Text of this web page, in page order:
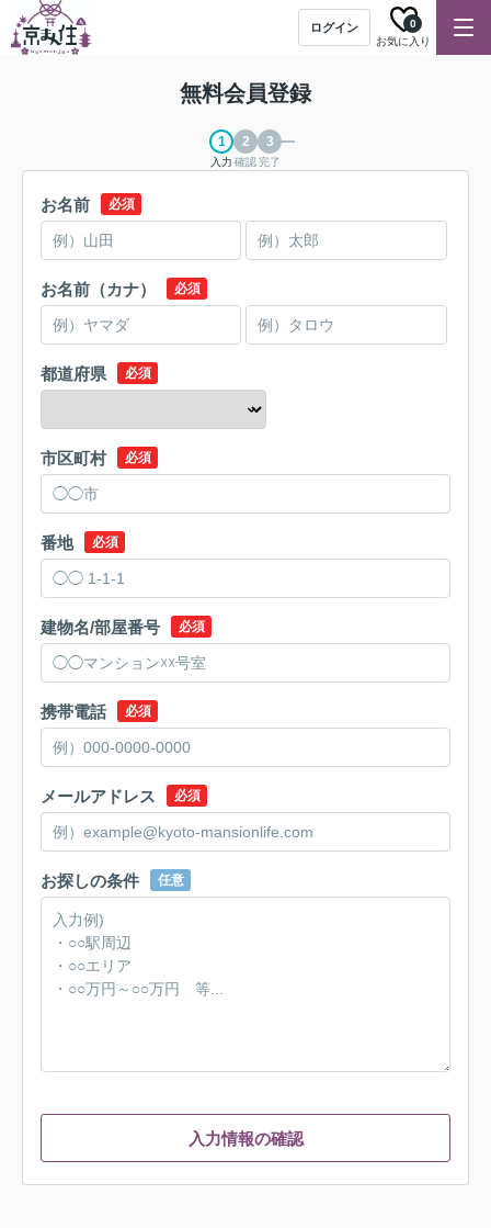
ログイン
お気に入り
0
無料会員登録
入力 確認完了
お名前 必須
お名前（カナ） 必須
都道府県 必須
市区町村 必須
番地 必須
建物名/部屋番号 必須
携帯電話 必須
メールアドレス 必須
お探しの条件 任意
入力情報の確認